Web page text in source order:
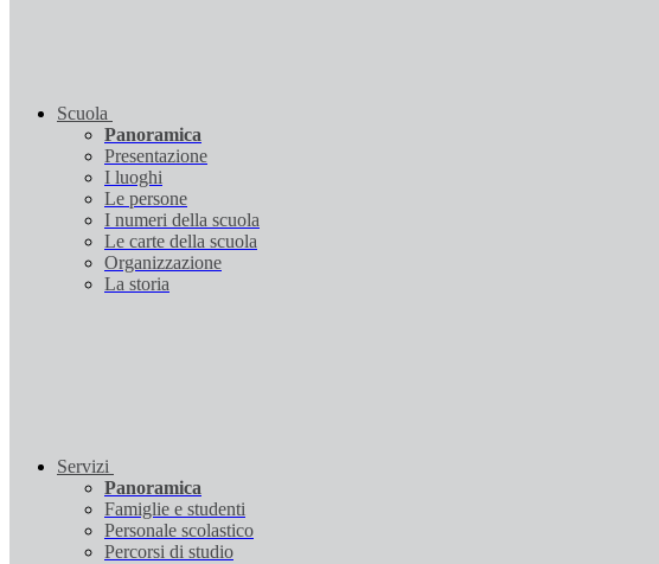
Scuola
Panoramica
Presentazione
I luoghi
Le persone
I numeri della scuola
Le carte della scuola
Organizzazione
La storia
Servizi
Panoramica
Famiglie e studenti
Personale scolastico
Percorsi di studio